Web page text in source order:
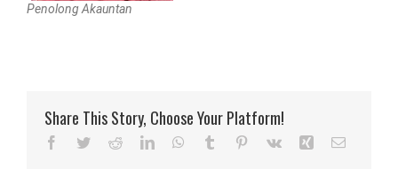
Penolong Akauntan
Share This Story, Choose Your Platform!
Facebook
TwitterRedditLinkedInWhatsApp
Tumblr Pinterest
Vk Xing Email